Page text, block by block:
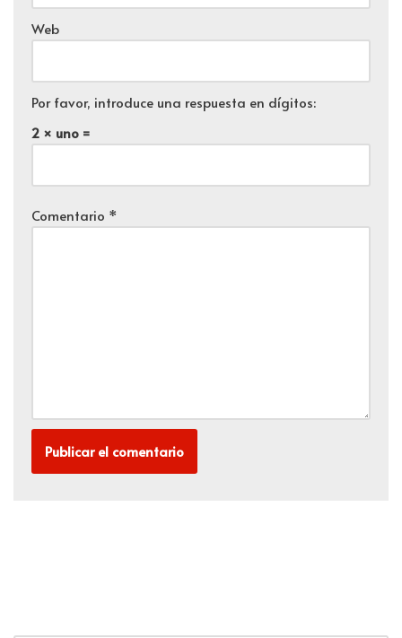
Web
Por favor, introduce una respuesta en dígitos:
2 × uno =
Comentario *